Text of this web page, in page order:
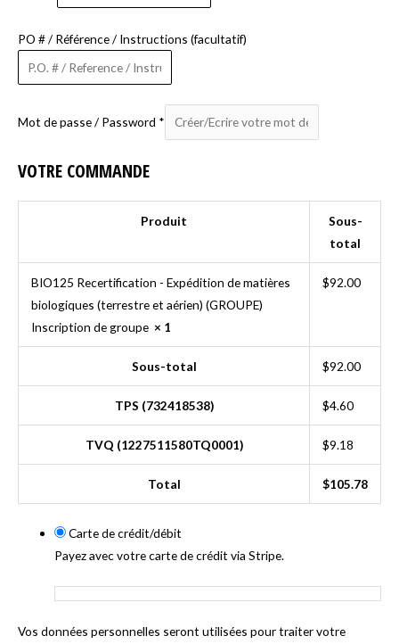
PO # / Référence / Instructions (facultatif)
Mot de passe / Password *
VOTRE COMMANDE
Produit
Sous-
total
BIO125 Recertification - Expédition de matières
biologiques (terrestre et aérien) (GROUPE)
Inscription de groupe × 1
$92.00
Sous-total $92.00
TPS (732418538) $4.60
TVQ (1227511580TQ0001) $9.18
Total $105.78
Carte de crédit/débit
Payez avec votre carte de crédit via Stripe.
Vos données personnelles seront utilisées pour traiter votre